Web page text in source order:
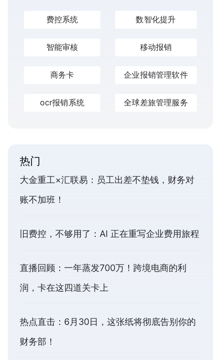
费控系统 数智化提升
智能审核 移动报销
商务卡 企业报销管理软件
ocr报销系统 全球差旅管理服务
热门
大金重工×汇联易：员工出差不垫钱，财务对
账不加班！
旧费控，不够用了：AI 正在重写企业费用旅程
直播回顾：一年蒸发700万！跨境电商的利
润，卡在这四道关卡上
热点直击：6月30日，这张纸将彻底告别你的
财务部！